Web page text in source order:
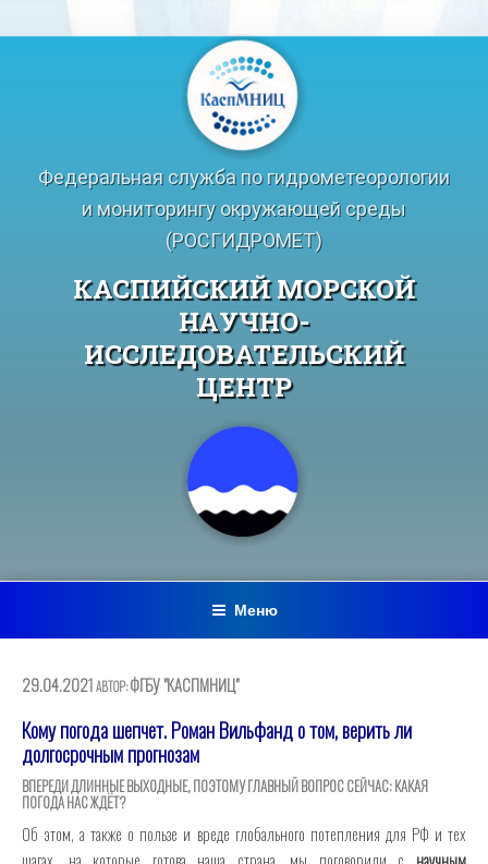
к
Федеральная служба по гидрометеорологии
и мониторингу окружающей среды
(РОСГИДРОМЕТ)
КАСПИЙСКИЙ МОРСКОЙ
НАУЧНО-
ИССЛЕДОВАТЕЛЬСКИЙ
ЦЕНТР
Меню
ОПУБЛИКОВАНО
29.04.2021АВТОР:ФГБУ "КАСПМНИЦ"
Кому погода шепчет. Роман Вильфанд о том, верить ли
долгосрочным прогнозам
ВПЕРЕДИ ДЛИННЫЕ ВЫХОДНЫЕ, ПОЭТОМУ ГЛАВНЫЙ ВОПРОС СЕЙЧАС: КАКАЯ
ПОГОДА НАС ЖДЁТ?
Об этом, а также о пользе и вреде глобального потепления для РФ и тех